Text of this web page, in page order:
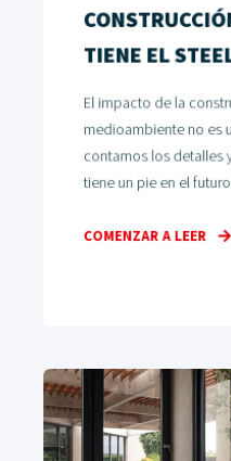
TIENE EL
El impacto de la
medioambiente no es
contamos los detalles
tiene un pie en el
COMENZAR A LEER